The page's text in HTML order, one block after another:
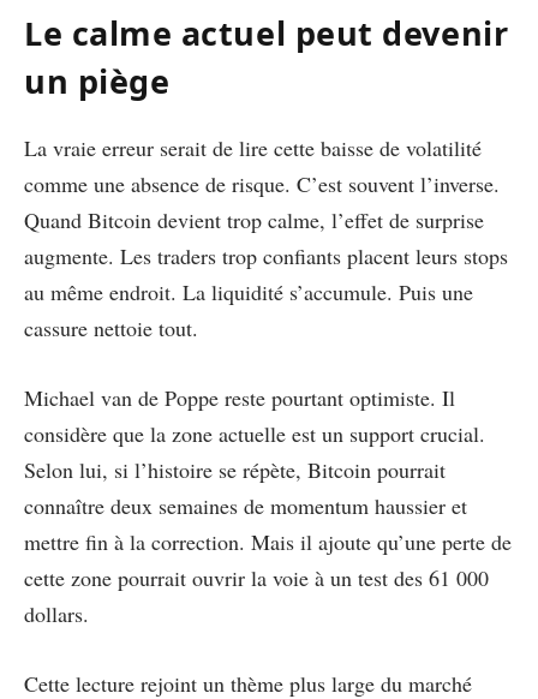
Le calme actuel peut devenir
un piège
La vraie erreur serait de lire cette baisse de volatilité
comme une absence de risque. C’est souvent l’inverse.
Quand Bitcoin devient trop calme, l’effet de surprise
augmente. Les traders trop confiants placent leurs stops
au même endroit. La liquidité s’accumule. Puis une
cassure nettoie tout.
Michael van de Poppe reste pourtant optimiste. Il
considère que la zone actuelle est un support crucial.
Selon lui, si l’histoire se répète, Bitcoin pourrait
connaître deux semaines de momentum haussier et
mettre fin à la correction. Mais il ajoute qu’une perte de
cette zone pourrait ouvrir la voie à un test des 61 000
dollars.
Cette lecture rejoint un thème plus large du marché